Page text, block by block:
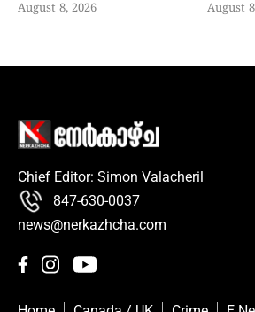
August 8, 2026 August
Chief Editor: Simon Valacheril
847-630-0037
news@nerkazhcha.com